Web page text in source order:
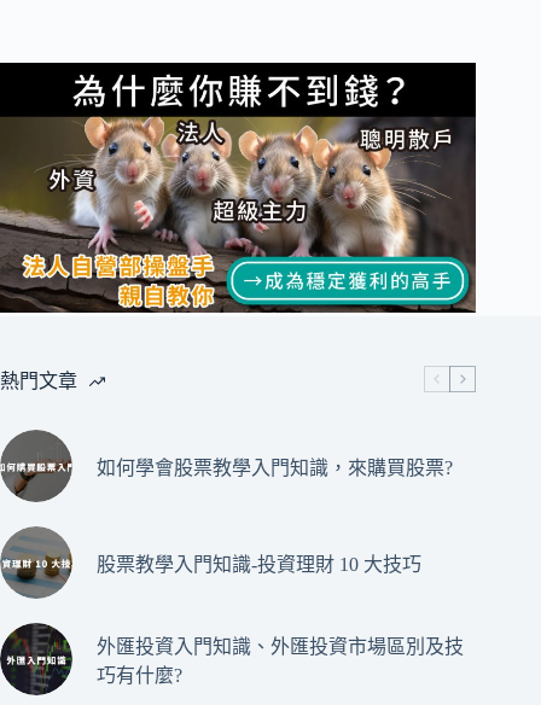
熱門文章
如何學會股票教學入門知識，來購買股票?
股票教學入門知識-投資理財 10 大技巧
外匯投資入門知識、外匯投資市場區別及技
巧有什麼?